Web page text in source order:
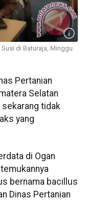
di Baturaja, Minggu.
Pertanian
Selatan
sekarang tidak
yang
di Ogan
bernama bacillus
Dinas Pertanian